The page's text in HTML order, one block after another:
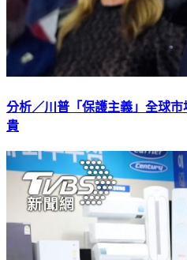
分析／川普「保護主義」全球
貴